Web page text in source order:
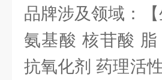
品牌涉及领域：
氨基酸 核苷酸
抗氧化剂 药理活